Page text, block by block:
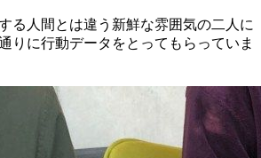
る人間とは違う新鮮な雰囲気の二人に
りに行動データをとってもらっていま